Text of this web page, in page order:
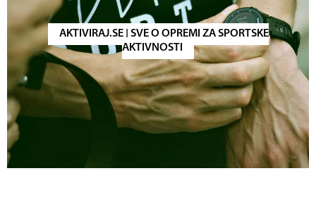
AKTIVIRAJ.SE | SVE O OPREMI ZA SPORTSKE
AKTIVNOSTI